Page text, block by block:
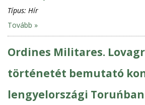
Típus: Hír
Tovább »
Ordines Militares.
történetét bemutató
lengyelországi Toruńban